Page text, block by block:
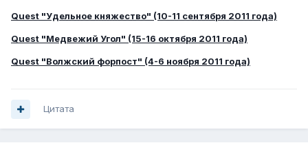
Quest "Удельное княжество" (10-11 сентября 2011 года)
Quest "Медвежий Угол" (15-16 октября 2011 года)
Quest "Волжский форпост" (4-6 ноября 2011 года)
Цитата